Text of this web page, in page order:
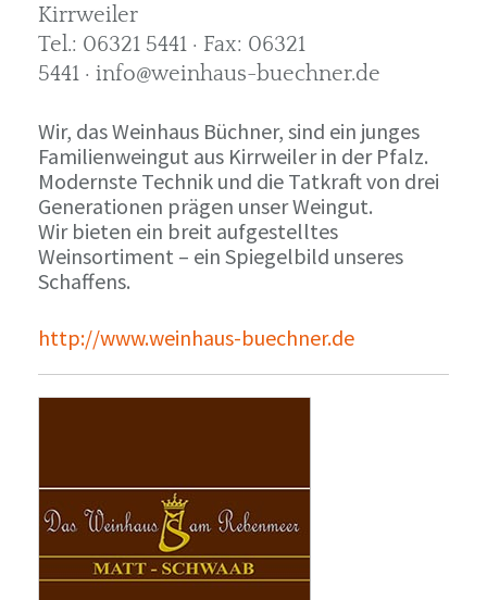
Kirrweiler
Tel.: 06321 5441 · Fax: 06321
5441 · info@weinhaus-buechner.de
Wir, das Weinhaus Büchner, sind ein junges
Familienweingut aus Kirrweiler in der Pfalz.
Modernste Technik und die Tatkraft von drei
Generationen prägen unser Weingut.
Wir bieten ein breit aufgestelltes
Weinsortiment – ein Spiegelbild unseres
Schaffens.
http://www.weinhaus-buechner.de